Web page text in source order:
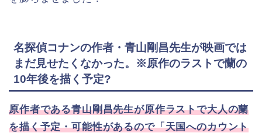
名探偵コナンの作者・青山剛昌先生が映画では
まだ見せたくなかった。※原作のラストで蘭の
10年後を描く予定?
原作者である青山剛昌先生が原作ラストで大人の蘭
を描く予定・可能性があるので「天国へのカウント